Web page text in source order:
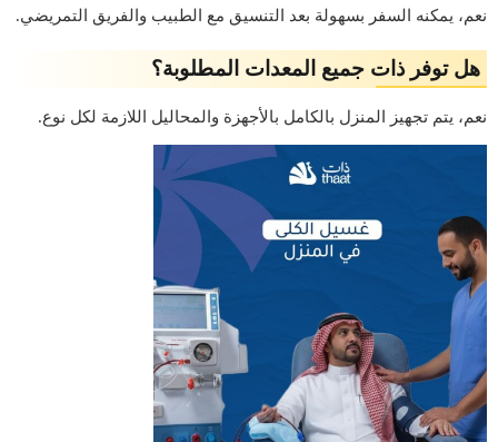
نعم، يمكنه السفر بسهولة بعد التنسيق مع الطبيب والفريق التمريضي.
هل توفر ذات جميع المعدات المطلوبة؟
نعم، يتم تجهيز المنزل بالكامل بالأجهزة والمحاليل اللازمة لكل نوع.